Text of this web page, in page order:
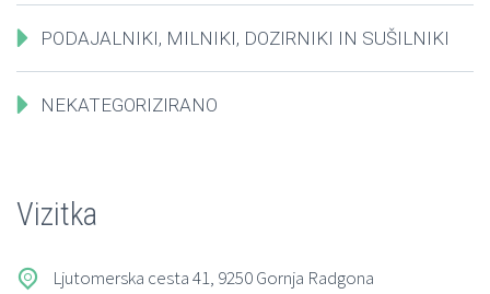
PODAJALNIKI, MILNIKI, DOZIRNIKI IN SUŠILNIKI
NEKATEGORIZIRANO
Vizitka
Ljutomerska cesta 41, 9250 Gornja Radgona